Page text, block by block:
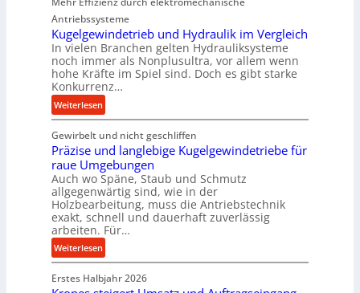
i
e
P
e
r
f
o
r
m
a
n
c
e
b
e
i
m
D
r
Antriebssysteme
Kugelgewindetrieb und Hydraulik im Vergleich
In vielen Branchen gelten Hydrauliksysteme
noch immer als Nonplusultra, vor allem wenn
hohe Kräfte im Spiel sind. Doch es gibt starke
Konkurrenz…
Weiterlesen:
K
u
g
e
l
g
e
w
i
n
e
Gewirbelt und nicht geschliffen
Präzise und langlebige Kugelgewindetriebe für
raue Umgebungen
Auch wo Späne, Staub und Schmutz
allgegenwärtig sind, wie in der
Holzbearbeitung, muss die Antriebstechnik
exakt, schnell und dauerhaft zuverlässig
arbeiten. Für…
Weiterlesen:
P
r
Erstes Halbjahr 2026